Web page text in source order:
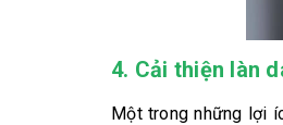
4. Cải thiện làn
Một trong những lợi